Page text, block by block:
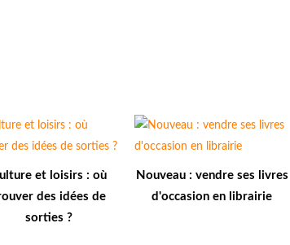
et loisirs : où
des idées de
sorties ?
Nouveau : vendre ses livres
d'occasion en librairie